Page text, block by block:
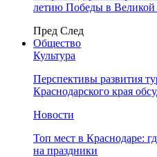
летию Победы в
Пред След
Общество
Культура
Перспективы развития
Краснодарского края
Новости
Топ мест в Краснодаре:
на праздники